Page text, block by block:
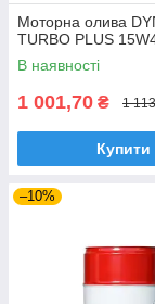
Моторна олива
TURBO PLUS
В наявності
1 001,70 ₴ 1
Купити
–10%